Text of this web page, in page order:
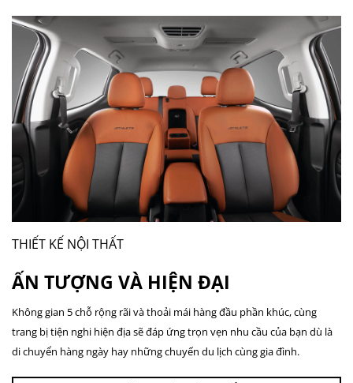
THIẾT KẾ NỘI THẤT
ẤN TƯỢNG VÀ HIỆN ĐẠI
Không gian 5 chỗ rộng rãi và thoải mái hàng đầu phần khúc, cùng
trang bị tiện nghi hiện địa sẽ đáp ứng trọn vẹn nhu cầu của bạn dù là
di chuyển hàng ngày hay những chuyến du lịch cùng gia đình.